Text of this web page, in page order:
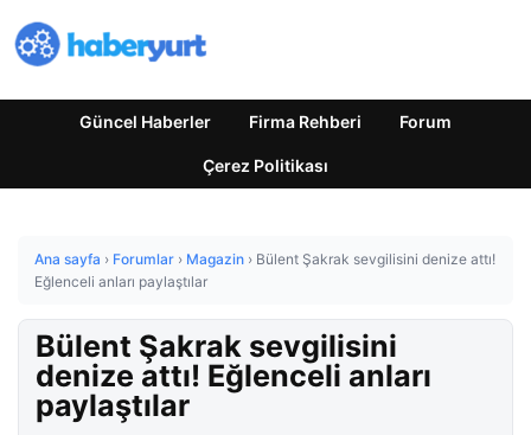
Güncel Haberler Firma Rehberi Forum
Çerez Politikası
Ana sayfa › Forumlar › Magazin › Bülent Şakrak sevgilisini denize attı!
Eğlenceli anları paylaştılar
Bülent Şakrak sevgilisini
denize attı! Eğlenceli anları
paylaştılar